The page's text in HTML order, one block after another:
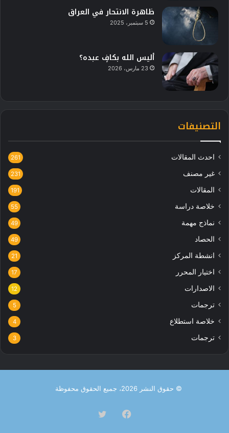
ظاهرة الانتحار في العراق
5 سبتمبر، 2025
أليس الله بكافٍ عبده؟
23 مارس، 2026
التصنيفات
احدث المقالات 261
غير مصنف 231
المقالات 191
خلاصة دراسة 55
نماذج مهمة 49
الحصاد 49
انشطة المركز 21
اختيار المحرر 17
الاصدارات 12
ترجمات 5
خلاصة استطلاع 4
ترجمات 3
© حقوق النشر 2026، جميع الحقوق محفوظة
فيسبوك